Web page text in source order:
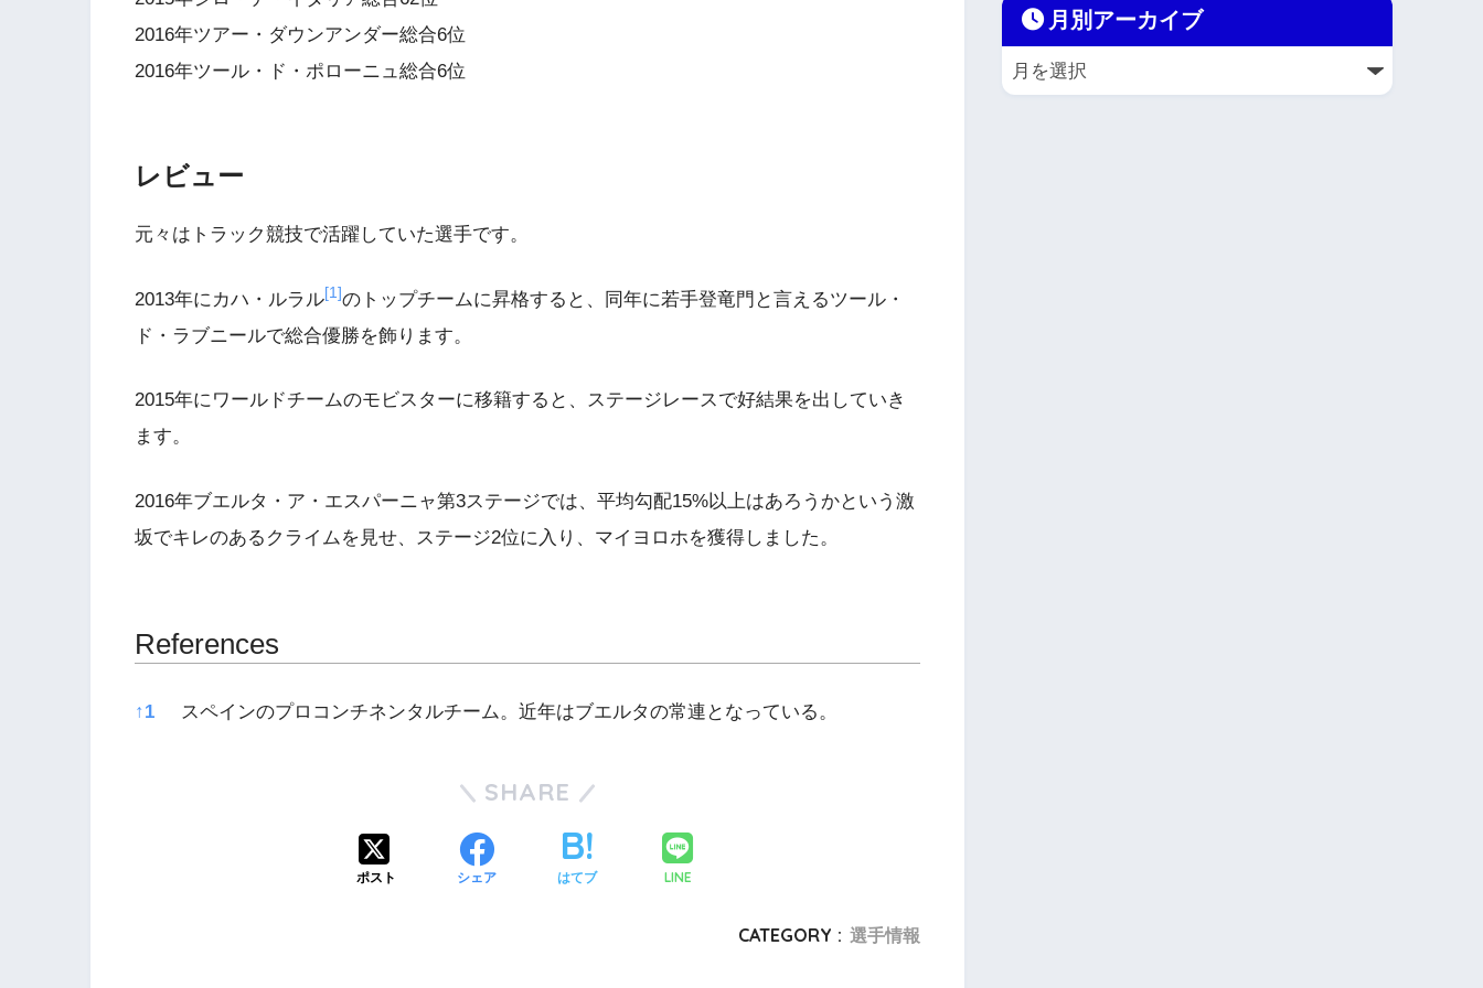
2016年ツアー・ダウンアンダー総合6位
2016年ツール・ド・ポローニュ総合6位
レビュー
元々はトラック競技で活躍していた選手です。
2013年にカハ・ルラル[1]のトップチームに昇格すると、同年に若手登竜門と言えるツール・
ド・ラブニールで総合優勝を飾ります。
2015年にワールドチームのモビスターに移籍すると、ステージレースで好結果を出していき
ます。
2016年ブエルタ・ア・エスパーニャ第3ステージでは、平均勾配15%以上はあろうかという激
坂でキレのあるクライムを見せ、ステージ2位に入り、マイヨロホを獲得しました。
References
↑1 スペインのプロコンチネンタルチーム。近年はブエルタの常連となっている。
SHARE
ポスト シェア はてブ LINE
CATEGORY : 選手情報
月別アーカイブ